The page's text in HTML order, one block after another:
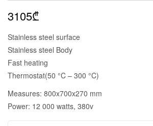
3105₾
Stainless steel surface
Stainless steel Body
Fast heating
Thermostat(50 °C – 300 °C)
Measures: 800x700x270 mm
Power: 12 000 watts, 380v